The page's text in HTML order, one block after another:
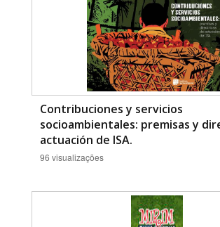
Contribuciones y servicios
socioambientales: premisas y
actuación de ISA.
96 visualizações